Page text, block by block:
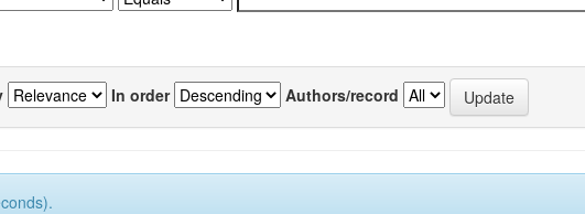
In order Authors/record